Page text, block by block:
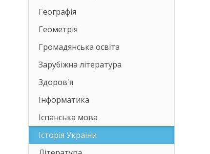
Географія
Геометрія
Громадянська освіта
Зарубіжна література
Здоров'я
Інформатика
Іспанська мова
Історія України